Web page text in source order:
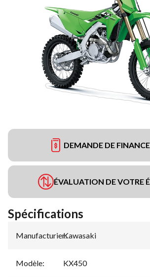
DEMANDE DE
ÉVALUATION DE VOTRE
Spécifications
Manufacturier:
Kawasaki
Modèle: KX450